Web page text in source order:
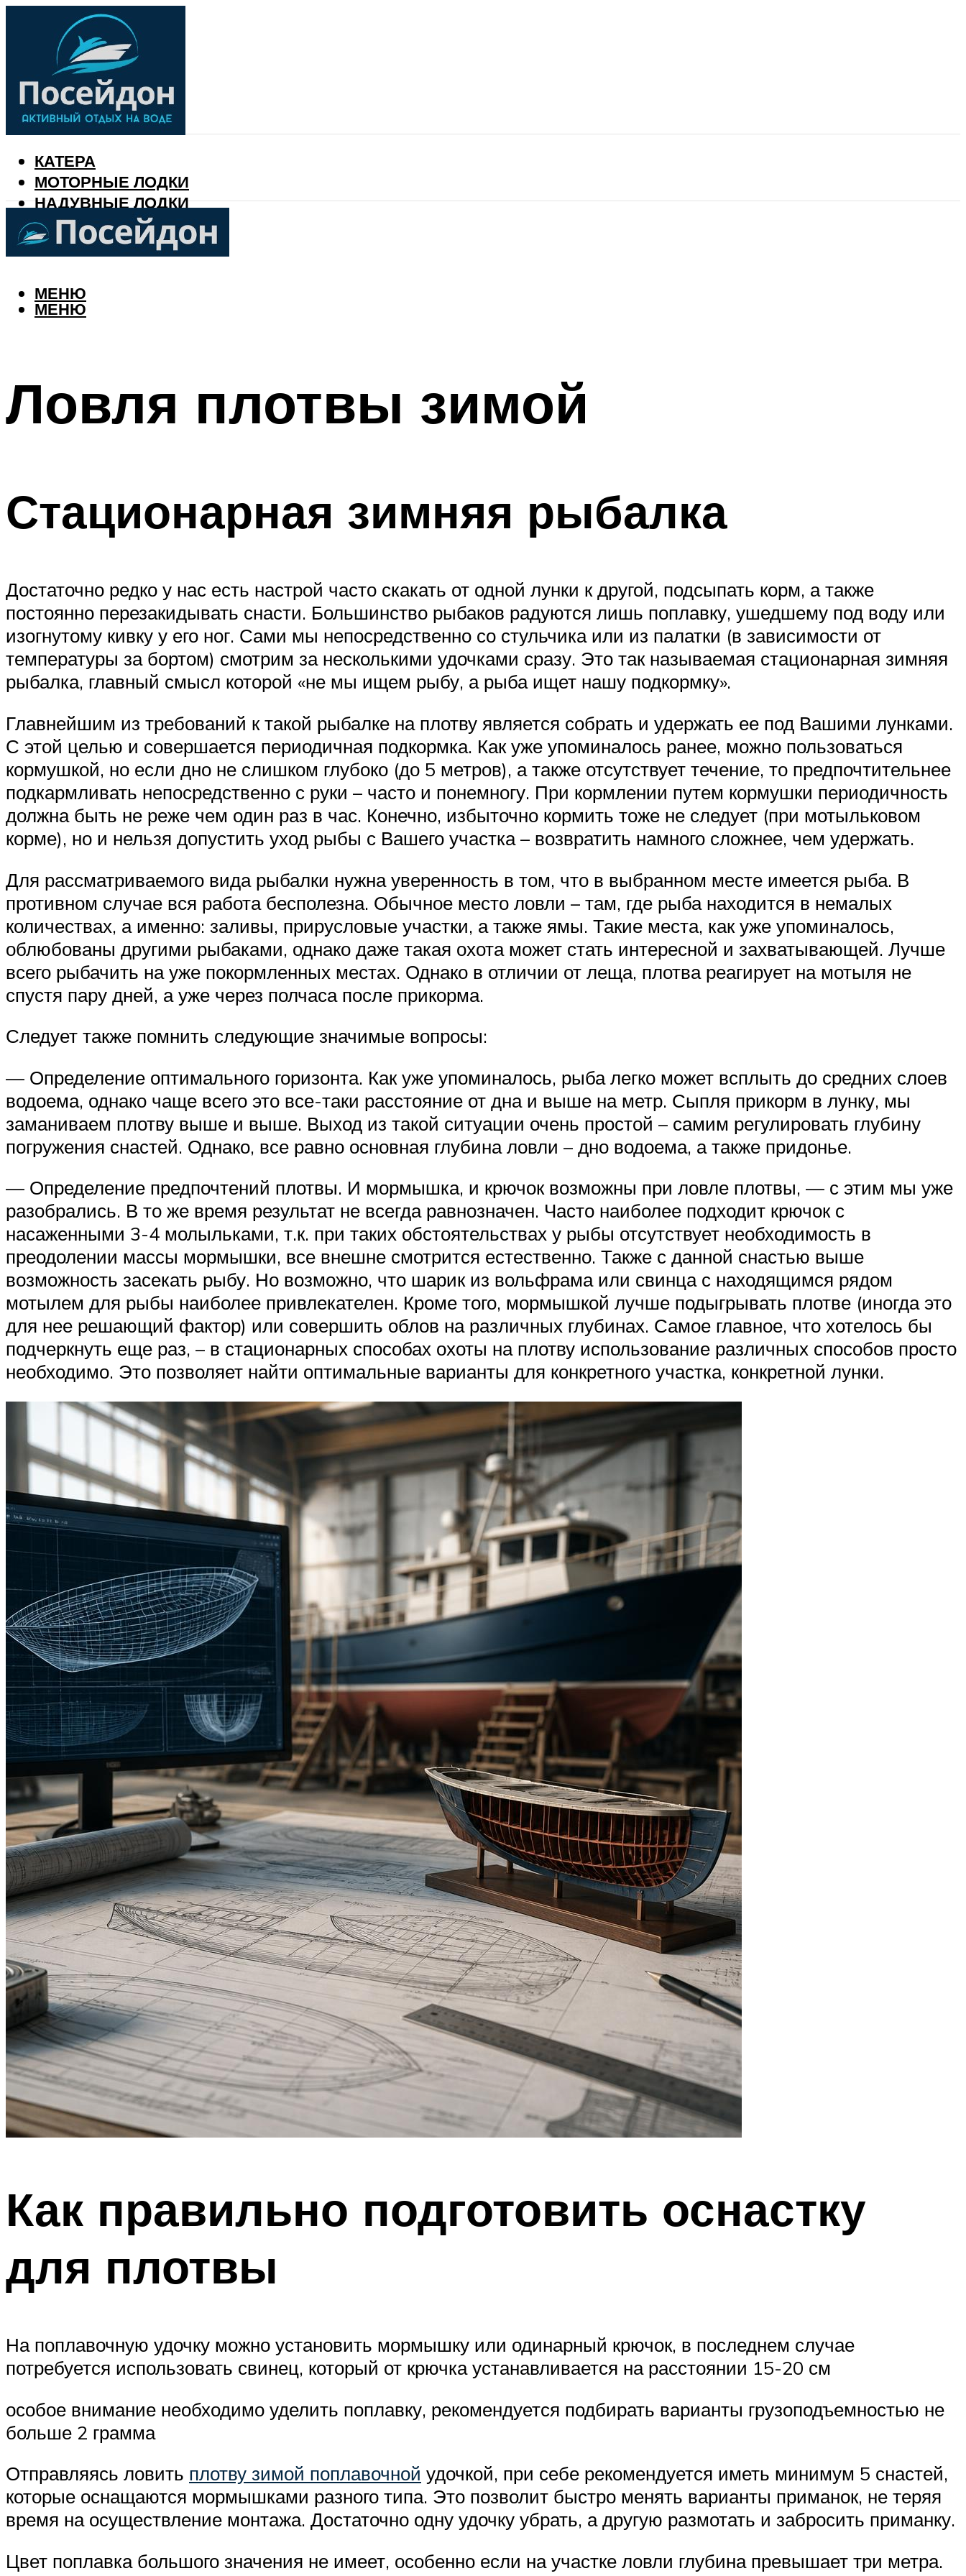
КАТЕРА
МОТОРНЫЕ ЛОДКИ
НАДУВНЫЕ ЛОДКИ
РЫБАЛКА
КАЛЕНДАРЬ РЫБАКА
МЕНЮ
МЕНЮ
Ловля плотвы зимой
Стационарная зимняя рыбалка
Достаточно редко у нас есть настрой часто скакать от одной лунки к другой, подсыпать корм, а также
постоянно перезакидывать снасти. Большинство рыбаков радуются лишь поплавку, ушедшему под воду или
изогнутому кивку у его ног. Сами мы непосредственно со стульчика или из палатки (в зависимости от
температуры за бортом) смотрим за несколькими удочками сразу. Это так называемая стационарная зимняя
рыбалка, главный смысл которой «не мы ищем рыбу, а рыба ищет нашу подкормку».
Главнейшим из требований к такой рыбалке на плотву является собрать и удержать ее под Вашими лунками.
С этой целью и совершается периодичная подкормка. Как уже упоминалось ранее, можно пользоваться
кормушкой, но если дно не слишком глубоко (до 5 метров), а также отсутствует течение, то предпочтительнее
подкармливать непосредственно с руки – часто и понемногу. При кормлении путем кормушки периодичность
должна быть не реже чем один раз в час. Конечно, избыточно кормить тоже не следует (при мотыльковом
корме), но и нельзя допустить уход рыбы с Вашего участка – возвратить намного сложнее, чем удержать.
Для рассматриваемого вида рыбалки нужна уверенность в том, что в выбранном месте имеется рыба. В
противном случае вся работа бесполезна. Обычное место ловли – там, где рыба находится в немалых
количествах, а именно: заливы, прирусловые участки, а также ямы. Такие места, как уже упоминалось,
облюбованы другими рыбаками, однако даже такая охота может стать интересной и захватывающей. Лучше
всего рыбачить на уже покормленных местах. Однако в отличии от леща, плотва реагирует на мотыля не
спустя пару дней, а уже через полчаса после прикорма.
Следует также помнить следующие значимые вопросы:
— Определение оптимального горизонта. Как уже упоминалось, рыба легко может всплыть до средних слоев
водоема, однако чаще всего это все-таки расстояние от дна и выше на метр. Сыпля прикорм в лунку, мы
заманиваем плотву выше и выше. Выход из такой ситуации очень простой – самим регулировать глубину
погружения снастей. Однако, все равно основная глубина ловли – дно водоема, а также придонье.
— Определение предпочтений плотвы. И мормышка, и крючок возможны при ловле плотвы, — с этим мы уже
разобрались. В то же время результат не всегда равнозначен. Часто наиболее подходит крючок с
насаженными 3-4 молыльками, т.к. при таких обстоятельствах у рыбы отсутствует необходимость в
преодолении массы мормышки, все внешне смотрится естественно. Также с данной снастью выше
возможность засекать рыбу. Но возможно, что шарик из вольфрама или свинца с находящимся рядом
мотылем для рыбы наиболее привлекателен. Кроме того, мормышкой лучше подыгрывать плотве (иногда это
для нее решающий фактор) или совершить облов на различных глубинах. Самое главное, что хотелось бы
подчеркнуть еще раз, – в стационарных способах охоты на плотву использование различных способов просто
необходимо. Это позволяет найти оптимальные варианты для конкретного участка, конкретной лунки.
Как правильно подготовить оснастку
для плотвы
На поплавочную удочку можно установить мормышку или одинарный крючок, в последнем случае
потребуется использовать свинец, который от крючка устанавливается на расстоянии 15-20 см
особое внимание необходимо уделить поплавку, рекомендуется подбирать варианты грузоподъемностью не
больше 2 грамма
Отправляясь ловить плотву зимой поплавочной удочкой, при себе рекомендуется иметь минимум 5 снастей,
которые оснащаются мормышками разного типа. Это позволит быстро менять варианты приманок, не теряя
время на осуществление монтажа. Достаточно одну удочку убрать, а другую размотать и забросить приманку.
Цвет поплавка большого значения не имеет, особенно если на участке ловли глубина превышает три метра.